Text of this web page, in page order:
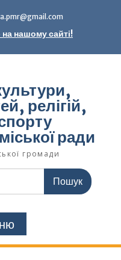
нашому сайті!
релігій,
ради
громади